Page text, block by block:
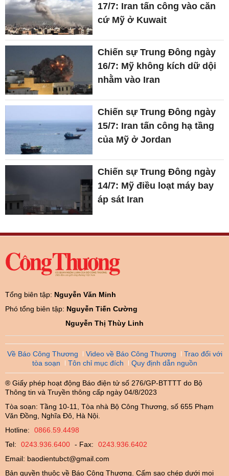
17/7: Iran tấn công vào căn
cứ Mỹ ở Kuwait
Chiến sự Trung Đông ngày
16/7: Mỹ không kích dữ dội
nhằm vào Iran
Chiến sự Trung Đông ngày
15/7: Iran tấn công hạ tầng
của Mỹ ở Jordan
Chiến sự Trung Đông ngày
14/7: Mỹ điều loạt máy bay
áp sát Iran
Tổng biên tập: Nguyễn Văn Minh
Phó tổng biên tập: Nguyễn Tiến Cường
Nguyễn Thị Thùy Linh
Về Báo Công Thương Video về Báo Công Thương
Trao đổi với
tòa soạn
Tôn chỉ mục đích Quy định dẫn nguồn
® Giấy phép hoạt động Báo điện tử số 276/GP-BTTTT do Bộ
Thông tin và Truyền thông cấp ngày 04/8/2023
Tòa soạn: Tầng 10-11, Tòa nhà Bộ Công Thương, số 655 Phạm
Văn Đồng, Nghĩa Đô, Hà Nội.
Hotline:
0866.59.4498
Tel:
0243.936.6400 - Fax:
0243.936.6402
Email: baodientubct@gmail.com
Bản quyền thuộc về Báo Công Thương. Cấm sao chép dưới mọi